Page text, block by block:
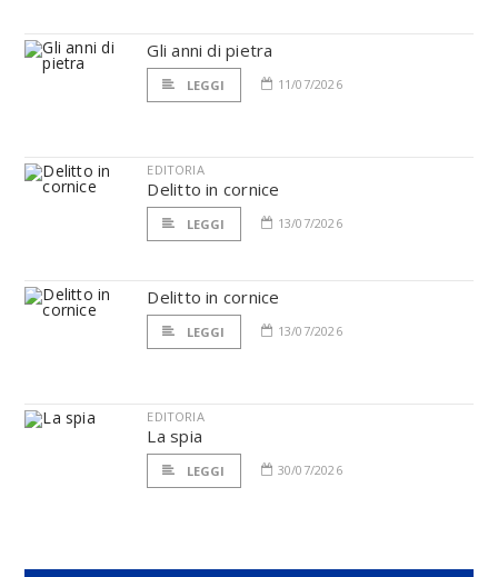
Gli anni di pietra
LEGGI 11/07/2026
EDITORIA
Delitto in cornice
LEGGI 13/07/2026
Delitto in cornice
LEGGI 13/07/2026
EDITORIA
La spia
LEGGI 30/07/2026